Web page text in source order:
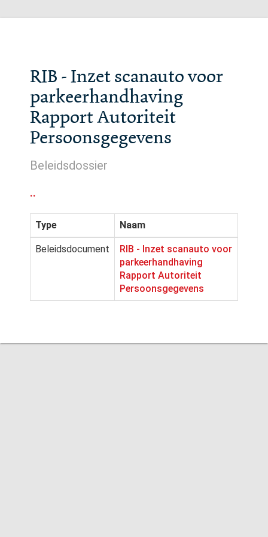
RIB - Inzet scanauto voor
parkeerhandhaving
Rapport Autoriteit
Persoonsgegevens
Beleidsdossier
..
Type Naam
Beleidsdocument
RIB - Inzet scanauto voor
parkeerhandhaving
Rapport Autoriteit
Persoonsgegevens